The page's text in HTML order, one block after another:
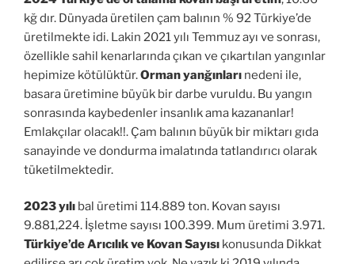
kğ dır. Dünyada üretilen çam balının % 92 Türkiye’de
üretilmekte idi. Lakin 2021 yılı Temmuz ayı ve sonrası,
özellikle sahil kenarlarında çıkan ve çıkartılan yangınlar
hepimize kötülüktür.Orman yanğınları nedeni ile,
basara üretimine büyük bir darbe vuruldu. Bu yangın
sonrasında kaybedenler insanlık ama kazananlar!
Emlakçılar olacak!!. Çam balının büyük bir miktarı gıda
sanayinde ve dondurma imalatında tatlandırıcı olarak
tüketilmektedir.
2023 yılı bal üretimi 114.889 ton. Kovan sayısı
9.881,224. İşletme sayısı 100.399. Mum üretimi 3.971.
Türkiye’de Arıcılık ve Kovan Sayısı konusunda Dikkat